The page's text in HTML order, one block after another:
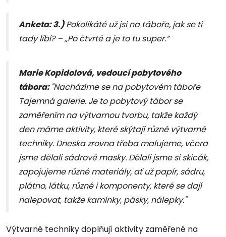
Anketa: 3.)Pokolikáté už jsi na táboře, jak se ti
tady líbí? – „Po čtvrté a je to tu super.“
Marie Kopidolová, vedoucí pobytového
tábora: "Nacházíme se na pobytovém táboře
Tajemná galerie. Je to pobytový tábor se
zaměřením na výtvarnou tvorbu, takže každý
den máme aktivity, které skýtají různé výtvarné
techniky. Dneska zrovna třeba malujeme, včera
jsme dělali sádrové masky. Dělali jsme si skicák,
zapojujeme různé materiály, ať už papír, sádru,
plátno, látku, různé i komponenty, které se dají
nalepovat, takže kamínky, pásky, nálepky."
Výtvarné techniky doplňují aktivity zaměřené na